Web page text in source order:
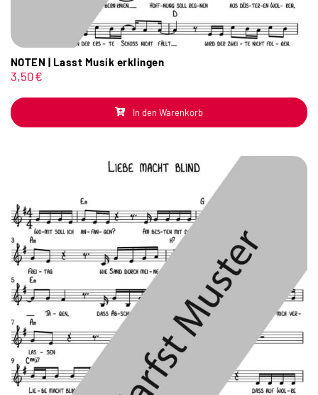
NOTEN | Lasst Musik erklingen
3,50€
In den Warenkorb